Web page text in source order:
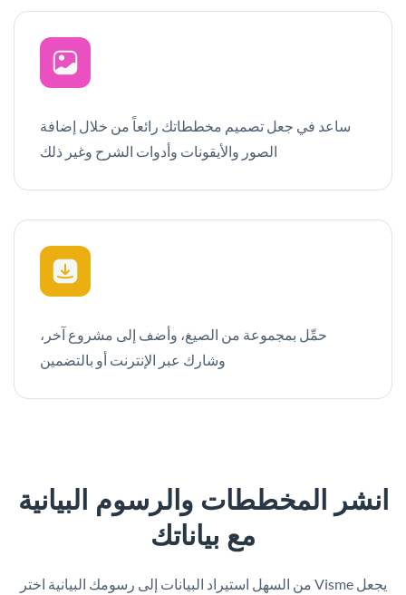
ساعد في جعل تصميم مخططاتك رائعاً من خلال إضافة
الصور والأيقونات وأدوات الشرح وغير ذلك
حمِّل بمجموعة من الصيغ، وأضف إلى مشروع آخر،
وشارك عبر الإنترنت أو بالتضمين
انشر المخططات والرسوم البيانية
مع بياناتك
يجعل Visme من السهل استيراد البيانات إلى رسومك البيانية اختر